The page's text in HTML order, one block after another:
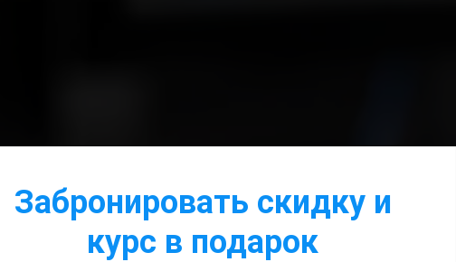
Забронировать скидку и
курс в подарок